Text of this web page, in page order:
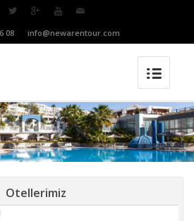
08 info@newarentour.com
Otellerimiz